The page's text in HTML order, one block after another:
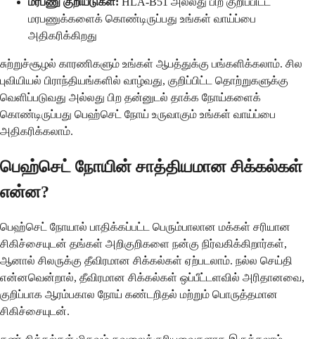
மரபணுக்களைக் கொண்டிருப்பது உங்கள் வாய்ப்பை
அதிகரிக்கிறது
சுற்றுச்சூழல் காரணிகளும் உங்கள் ஆபத்துக்கு பங்களிக்கலாம். சில
புவியியல் பிராந்தியங்களில் வாழ்வது, குறிப்பிட்ட தொற்றுகளுக்கு
வெளிப்படுவது அல்லது பிற தன்னுடல் தாக்க நோய்களைக்
கொண்டிருப்பது பெஹ்செட் நோய் உருவாகும் உங்கள் வாய்ப்பை
அதிகரிக்கலாம்.
பெஹ்செட் நோயின் சாத்தியமான சிக்கல்கள்
என்ன?
பெஹ்செட் நோயால் பாதிக்கப்பட்ட பெரும்பாலான மக்கள் சரியான
சிகிச்சையுடன் தங்கள் அறிகுறிகளை நன்கு நிர்வகிக்கிறார்கள்,
ஆனால் சிலருக்கு தீவிரமான சிக்கல்கள் ஏற்படலாம். நல்ல செய்தி
என்னவென்றால், தீவிரமான சிக்கல்கள் ஒப்பீட்டளவில் அரிதானவை,
குறிப்பாக ஆரம்பகால நோய் கண்டறிதல் மற்றும் பொருத்தமான
சிகிச்சையுடன்.